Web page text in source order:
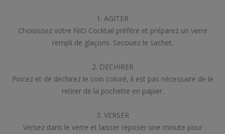
1. AGITER
Choisissez votre NIO Cocktail préféré et préparez un verre
rempli de glaçons. Secouez le sachet.
2. DECHIRER
Pincez et de déchirez le coin coloré, il est pas nécessaire de le
retirer de la pochette en papier.
3. VERSER
Versez dans le verre et laisser reposer une minute pour